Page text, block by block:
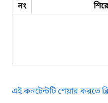
নং
এই কনটেন্টটি শেয়ার করতে